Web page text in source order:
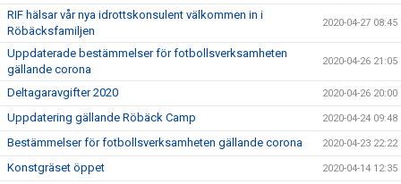
RIF hälsar vår nya idrottskonsulent välkommen in i
Röbäcksfamiljen
2020-04-27 08:45
Uppdaterade bestämmelser för fotbollsverksamheten
gällande corona
2020-04-26 21:05
Deltagaravgifter 2020 2020-04-26 20:00
Uppdatering gällande Röbäck Camp 2020-04-24 09:48
Bestämmelser för fotbollsverksamheten gällande corona 2020-04-23 22:22
Konstgräset öppet 2020-04-14 12:35